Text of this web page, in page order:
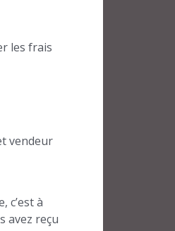
les frais
vendeur
c’est à
avez reçu